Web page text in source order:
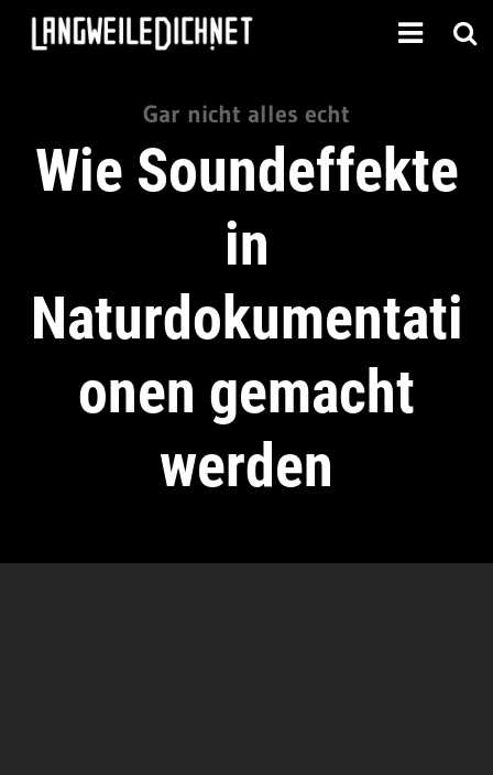
Gar nicht alles echt
Wie Soundeffekte
in
Naturdokumentati
onen gemacht
werden